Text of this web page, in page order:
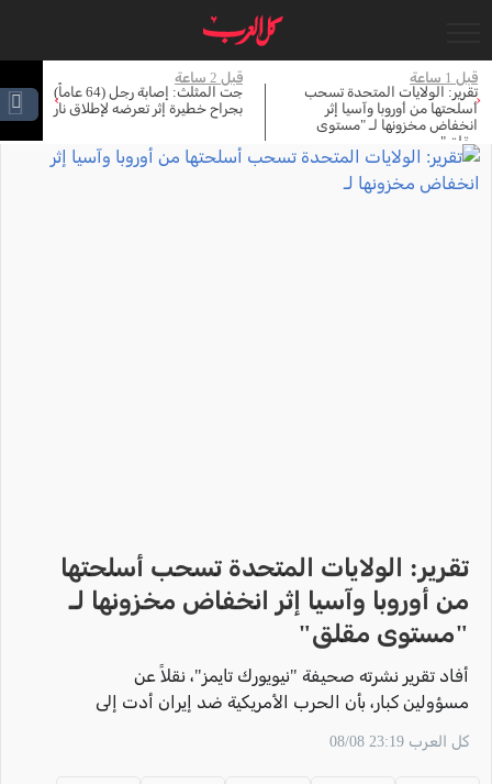
قبل 2 ساعة
جت المثلث: إصابة رجل (64 عاماً)
بجراح خطيرة إثر تعرضه لإطلاق نار
قبل 2 ساعة
وثائق مسربة: إحباط مخططات
إرهابية لاغتيال ليونيل ميسي خلال
‹
›
جاري التحميل...
تقرير: الولايات المتحدة تسحب أسلحتها
من أوروبا وآسيا إثر انخفاض مخزونها لـ
"مستوى مقلق"
أفاد تقرير نشرته صحيفة "نيويورك تايمز"، نقلاً عن
مسؤولين كبار، بأن الحرب الأمريكية ضد إيران أدت إلى
وُصف بـ "المقلق".
كل العرب 23:19 08/08